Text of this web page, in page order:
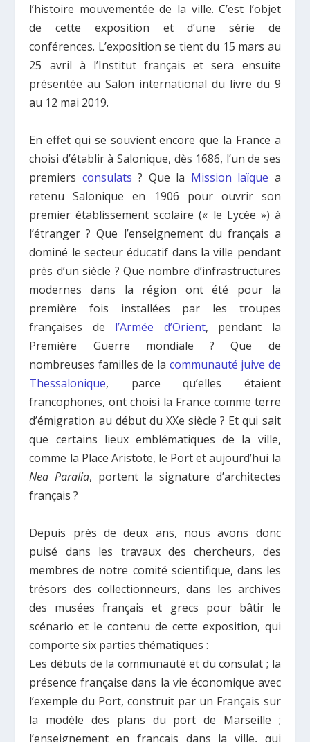
l’histoire mouvementée de la ville. C’est l’objet
de cette exposition et d’une série de
conférences. L’exposition se tient du 15 mars au
25 avril à l’Institut français et sera ensuite
présentée au Salon international du livre du 9
au 12 mai 2019.
En effet qui se souvient encore que la France a
choisi d’établir à Salonique, dès 1686, l’un de ses
premiers consulats ? Que la Mission laïque a
retenu Salonique en 1906 pour ouvrir son
premier établissement scolaire (« le Lycée ») à
l’étranger ? Que l’enseignement du français a
dominé le secteur éducatif dans la ville pendant
près d’un siècle ? Que nombre d’infrastructures
modernes dans la région ont été pour la
première fois installées par les troupes
françaises de l’Armée d’Orient, pendant la
Première Guerre mondiale ? Que de
nombreuses familles de la communauté juive de
Thessalonique, parce qu’elles étaient
francophones, ont choisi la France comme terre
d’émigration au début du XXe siècle ? Et qui sait
que certains lieux emblématiques de la ville,
comme la Place Aristote, le Port et aujourd’hui la
Nea Paralia, portent la signature d’architectes
français ?
Depuis près de deux ans, nous avons donc
puisé dans les travaux des chercheurs, des
membres de notre comité scientifique, dans les
trésors des collectionneurs, dans les archives
des musées français et grecs pour bâtir le
scénario et le contenu de cette exposition, qui
comporte six parties thématiques :
Les débuts de la communauté et du consulat ; la
présence française dans la vie économique avec
l’exemple du Port, construit par un Français sur
la modèle des plans du port de Marseille ;
l’enseignement en français dans la ville, qui